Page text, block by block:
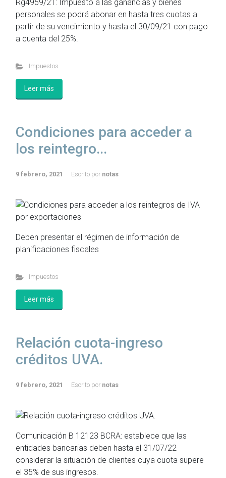
Rg4959/21: Impuesto a las ganancias y bienes
personales se podrá abonar en hasta tres cuotas a
partir de su vencimiento y hasta el 30/09/21 con pago
a cuenta del 25%.
Impuestos
Leer más
Condiciones para acceder a
los reintegro...
9 febrero, 2021 Escrito por notas
Deben presentar el régimen de información de
planificaciones fiscales
Impuestos
Leer más
Relación cuota-ingreso
créditos UVA.
9 febrero, 2021 Escrito por notas
Comunicación B 12123 BCRA: establece que las
entidades bancarias deben hasta el 31/07/22
considerar la situación de clientes cuya cuota supere
el 35% de sus ingresos.